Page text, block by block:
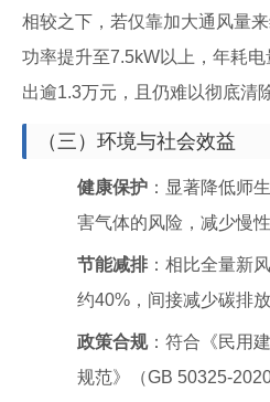
相较之下，若仅靠加大通风量
功率提升至7.5kW以上，年耗
出逾1.3万元，且仍难以彻底清
（三）环境与社会效益
健康保护 ：显著降低师
害气体的风险，减少慢
节能减排：相比全量新
约40%，间接减少碳排放
政策合规：符合《民用
规范》（GB 50325-